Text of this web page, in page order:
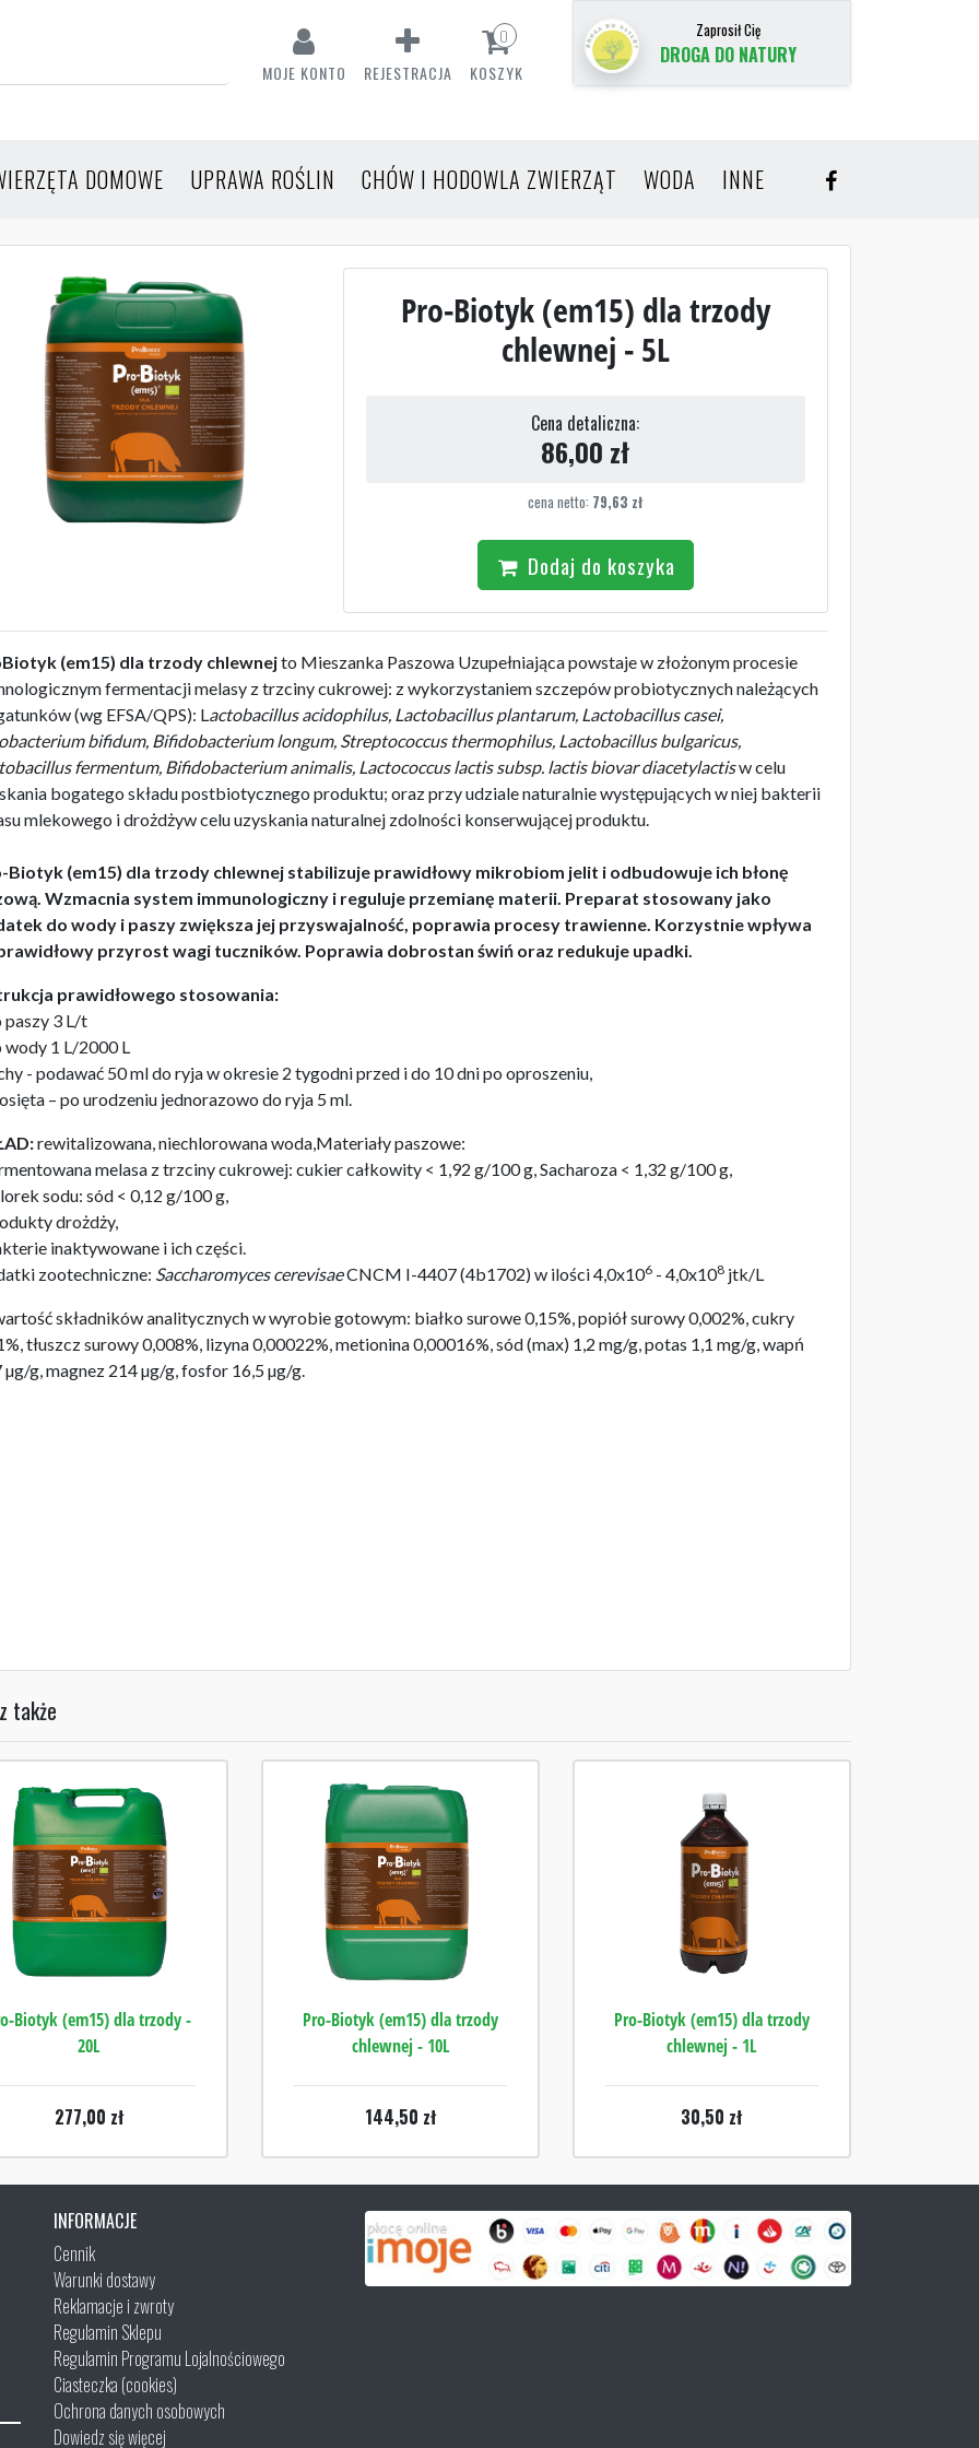
MOJE KONTO REJESTRACJA KOSZYK
0 Zaprosił Cię
DROGA DO NATURY
DOMOWE UPRAWA ROŚLIN CHÓW I HODOWLA ZWIERZĄT WODA INNE
Pro-Biotyk (em15) dla trzody
chlewnej - 5L
Cena detaliczna:
86,00 zł
cena netto: 79,63 zł
Dodaj do koszyka
(em15) dla trzody chlewnejto Mieszanka Paszowa Uzupełniająca powstaje w złożonym procesie
fermentacji melasy z trzciny cukrowej: z wykorzystaniem szczepów probiotycznych należących
(wg EFSA/QPS): L actobacillus acidophilus, Lactobacillus plantarum, Lactobacillus casei,
bifidum, Bifidobacterium longum, Streptococcus thermophilus, Lactobacillus bulgaricus,
fermentum, Bifidobacterium animalis, Lactococcus lactis subsp. lactis biovar diacetylactisw celu
bogatego składu postbiotycznego produktu; oraz przy udziale naturalnie występujących w niej bakterii
mlekowego i drożdżyw celu uzyskania naturalnej zdolności konserwującej produktu.
Biotyk (em15) dla trzody chlewnej stabilizuje prawidłowy mikrobiom jelit i odbudowuje ich błonę
Wzmacnia system immunologiczny i reguluje przemianę materii. Preparat stosowany jako
do wody i paszy zwiększa jej przyswajalność, poprawia procesy trawienne. Korzystnie wpływa
przyrost wagi tuczników. Poprawia dobrostan świń oraz redukuje upadki.
prawidłowego stosowania:
paszy 3 L/t
wody 1 L/2000 L
- podawać 50 ml do ryja w okresie 2 tygodni przed i do 10 dni po oproszeniu,
– po urodzeniu jednorazowo do ryja 5 ml.
rewitalizowana, niechlorowana woda,Materiały paszowe:
melasa z trzciny cukrowej: cukier całkowity < 1,92 g/100 g, Sacharoza < 1,32 g/100 g,
sodu: sód < 0,12 g/100 g,
drożdży,
inaktywowane i ich części.
zootechniczne: Saccharomyces cerevisaeCNCM I-4407 (4b1702) w ilości 4,0x106 - 4,0x108 jtk/L
składników analitycznych w wyrobie gotowym: białko surowe 0,15%, popiół surowy 0,002%, cukry
tłuszcz surowy 0,008%, lizyna 0,00022%, metionina 0,00016%, sód (max) 1,2 mg/g, potas 1,1 mg/g, wapń
µg/g, magnez 214 µg/g, fosfor 16,5 µg/g.
także
Biotyk (em15) dla trzody -
20L
277,00 zł
Pro-Biotyk (em15) dla trzody
chlewnej - 10L
144,50 zł
Pro-Biotyk (em15) dla trzody
chlewnej - 1L
30,50 zł
INFORMACJE
Cennik
Warunki dostawy
Reklamacje i zwroty
Regulamin Sklepu
Regulamin Programu Lojalnościowego
Ciasteczka (cookies)
Ochrona danych osobowych
Dowiedz się więcej